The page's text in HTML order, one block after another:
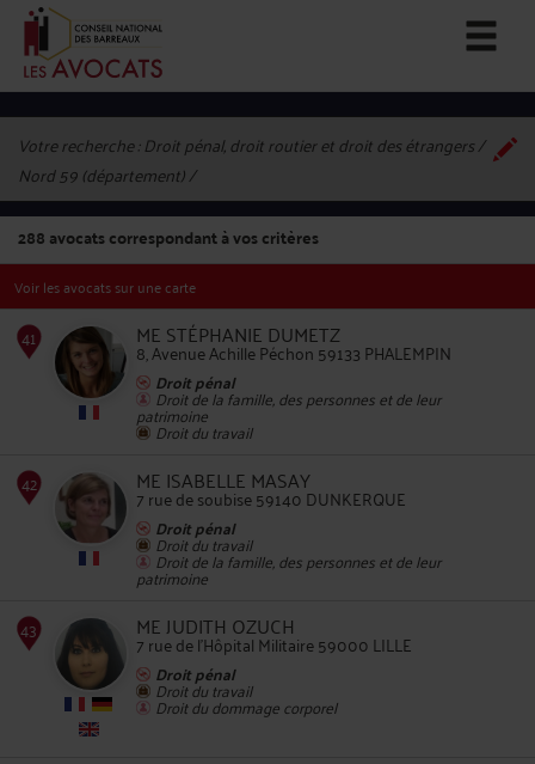
Votre recherche :Droit pénal, droit routier et droit des étrangers /
Nord 59 (département)
288avocats correspondant à vos critères
Voir les avocats sur une carte
ME STÉPHANIE DUMETZ
8, Avenue Achille Péchon 59133 PHALEMPIN
Droit pénal
Droit de la famille, des personnes et de leur
patrimoine
Droit du travail
ME ISABELLE MASAY
7 rue de soubise 59140 DUNKERQUE
Droit pénal
Droit du travail
Droit de la famille, des personnes et de leur
patrimoine
ME JUDITH OZUCH
7 rue de l'Hôpital Militaire 59000 LILLE
Droit pénal
Droit du travail
Droit du dommage corporel